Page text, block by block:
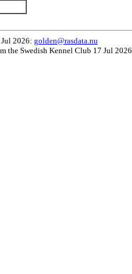
2026: golden@rasdata.nu
the Swedish Kennel Club 17 Jul 2026